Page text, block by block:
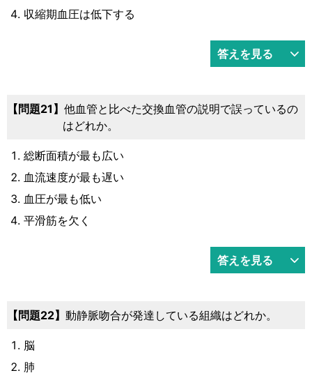
収縮期血圧は低下する
答えを見る
21
他血管と比べた交換血管の説明で誤っているの
はどれか。
総断面積が最も広い
血流速度が最も遅い
血圧が最も低い
平滑筋を欠く
答えを見る
22 動静脈吻合が発達している組織はどれか。
脳
肺